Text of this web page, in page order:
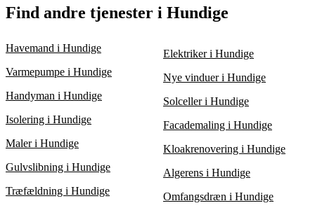
tidsramme og pris.
For at få en overkommelig pris på facademaling i Hundige bør
du hente flere tilbud og sammenligne både pris og kvalitet.
der kombinerer høj kvalitet med en konkurrencedygtig pris.
Find andre tjenester i Hundige
Havemand i Hundige
Varmepumpe i Hundige
Handyman i Hundige
Isolering i Hundige
Maler i Hundige
Gulvslibning i Hundige
Træfældning i Hundige
Elektriker i Hundige
Nye vinduer i Hundige
Solceller i Hundige
Facademaling i Hundige
Kloakrenovering i Hundige
Algerens i Hundige
Omfangsdræn i Hundige